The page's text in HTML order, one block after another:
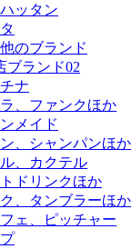
ッタン
のブランド
ブランド02
ナ
、ファンクほか
メイド
、シャンパンほか
、カクテル
ドリンクほか
、タンブラーほか
ェ、ピッチャー